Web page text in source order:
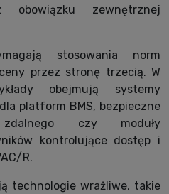
zewnętrznej
stosowania norm
przez stronę trzecią. W
obejmują systemy
platform BMS, bezpieczne
czy moduły
kontrolujące dostęp i
R.
technologie wrażliwe, takie